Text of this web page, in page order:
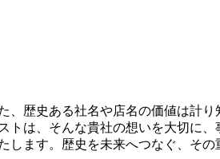
、歴史ある社名や店名の価値は計
トは、そんな貴社の想いを大切に
します。歴史を未来へつなぐ、その